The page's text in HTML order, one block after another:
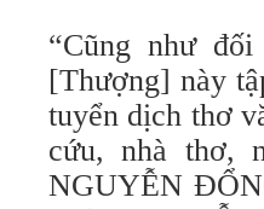
“Cũng như
[Thượng] này
tuyển dịch thơ
cứu, nhà thơ,
NGUYỄN